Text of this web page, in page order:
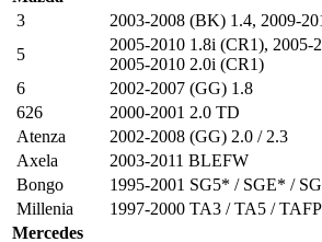
3
2003-2008 (BK) 1.4, 2009-
5
2005-2010 1.8i (CR1), 2005-
2005-2010 2.0i (CR1)
6
2002-2007 (GG) 1.8
626
2000-2001 2.0 TD
Atenza
2002-2008 (GG) 2.0 / 2.3
Axela
2003-2011 BLEFW
Bongo
1995-2001 SG5* / SGE* /
Millenia
1997-2000 TA3 / TA5 / TAFP
Mercedes